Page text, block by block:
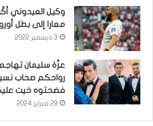
وكيل العيدوني
معارا إلى بطل
3 ديسمبر 2022
عزّة سليمان
رواحكم صحاب
فضحتوه خيت
29 فبراير 2024